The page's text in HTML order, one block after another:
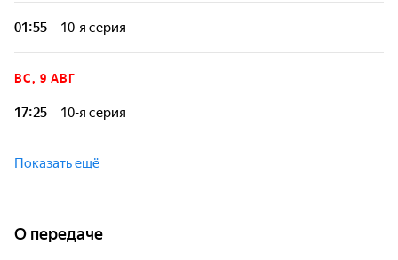
01:55 10-я серия
ВС, 9 АВГ
17:25 10-я серия
Показать ещё
О передаче